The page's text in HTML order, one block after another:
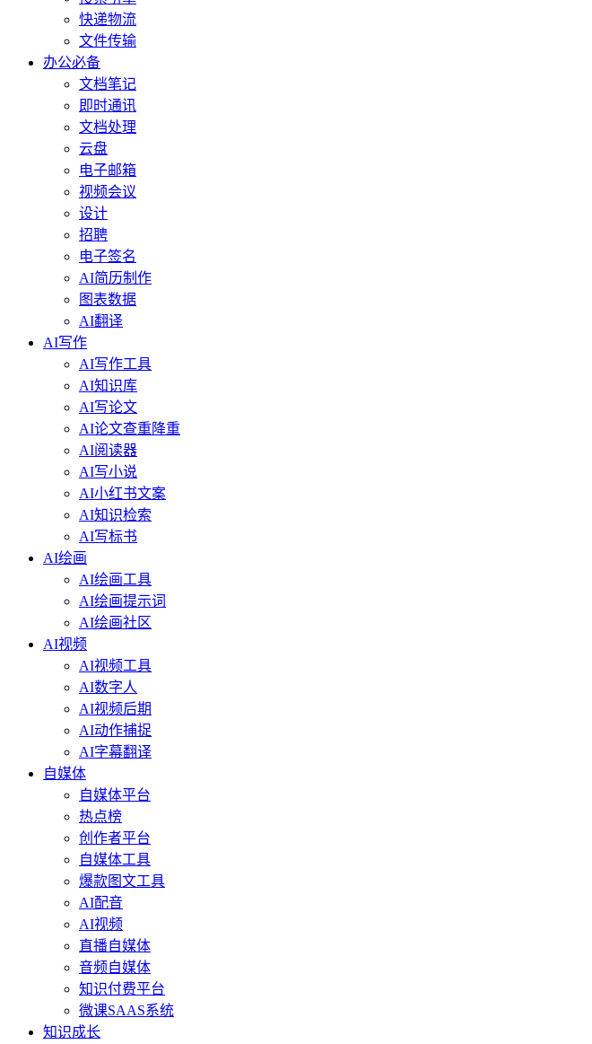
快递物流
文件传输
办公必备
文档笔记
即时通讯
文档处理
云盘
电子邮箱
视频会议
设计
招聘
电子签名
AI简历制作
图表数据
AI翻译
AI写作
AI写作工具
AI知识库
AI写论文
AI论文查重降重
AI阅读器
AI写小说
AI小红书文案
AI知识检索
AI写标书
AI绘画
AI绘画工具
AI绘画提示词
AI绘画社区
AI视频
AI视频工具
AI数字人
AI视频后期
AI动作捕捉
AI字幕翻译
自媒体
自媒体平台
热点榜
创作者平台
自媒体工具
爆款图文工具
AI配音
AI视频
直播自媒体
音频自媒体
知识付费平台
微课SAAS系统
知识成长